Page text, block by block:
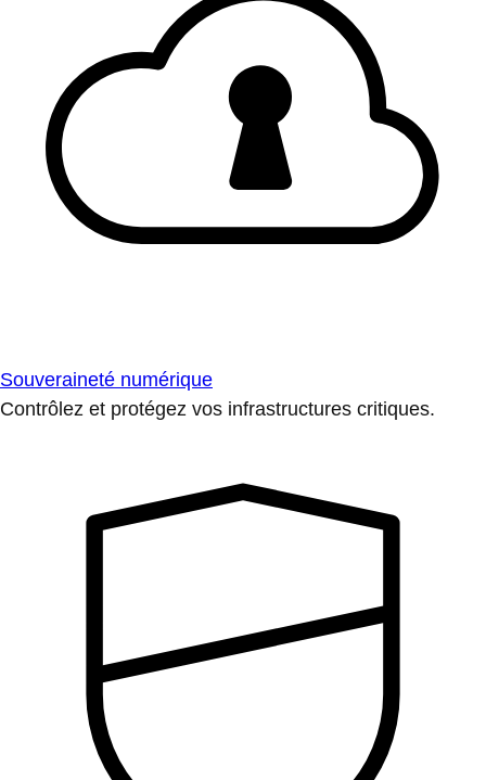
Souveraineté numérique
Contrôlez et protégez vos infrastructures critiques.